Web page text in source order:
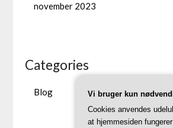
november 2023
Categories
Blog
Vi bruger kun
Cookies anvendes
at hjemmesiden